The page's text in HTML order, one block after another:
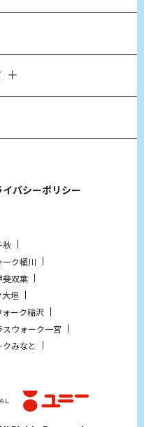
イバシーポリシー
秋
ーク桶川
斐双葉
垣
ォーク稲沢
スウォーク一宮
みなと